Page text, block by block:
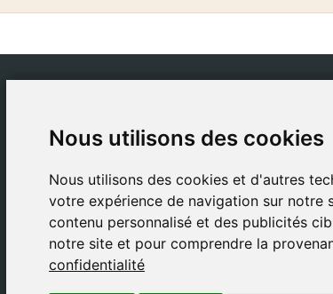
Nous utilisons des cookies
Nous utilisons des cookies et d'autres
votre expérience de navigation sur notre
contenu personnalisé et des publicités
notre site et pour comprendre la
confidentialité
Nous utilisons des cookies
Nous utilisons des cookies et d'autres
votre expérience de navigation sur notre
contenu personnalisé et des publicités
notre site et pour comprendre la
confidentialité
Bibles Safeliz
Bibles
Livres
Cadeaux
À propos de nous
Politique de livraison
Politique de cookies
Politique de
confidentialité
Mentions légales